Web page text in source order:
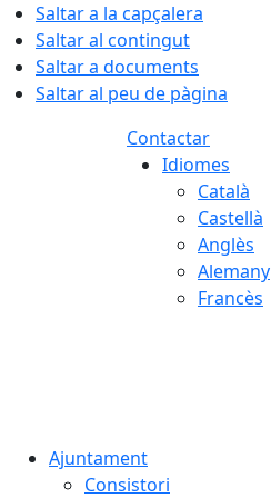
Saltar a la capçalera
Saltar al contingut
Saltar a documents
Saltar al peu de pàgina
Contactar
Idiomes
Català
Castellà
Anglès
Alemany
Francès
Ajuntament
Consistori